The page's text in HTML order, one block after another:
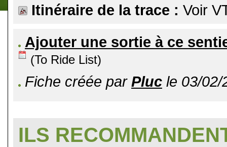
Itinéraire de la trace : Voir
Ajouter une sortie à ce
(To Ride List)
Fiche créée par Pluc le 03/02/
ILS